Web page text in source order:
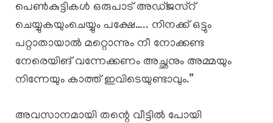
പെൺകുട്ടികൾ ഒരുപാട് അഡ്ജസ്റ്
ചെയ്യുകയുംചെയ്യും പക്ഷേ….. നിനക്ക് ഒട്ടും
പറ്റാതായാൽ മറ്റൊന്നും നീ നോക്കണ്ട
നേരെയിങ് വന്നേക്കണം അച്ഛനും അമ്മയും
നിന്നേയും കാത്ത് ഇവിടെയുണ്ടാവും.”
അവസാനമായി തന്റെ വീട്ടിൽ പോയി